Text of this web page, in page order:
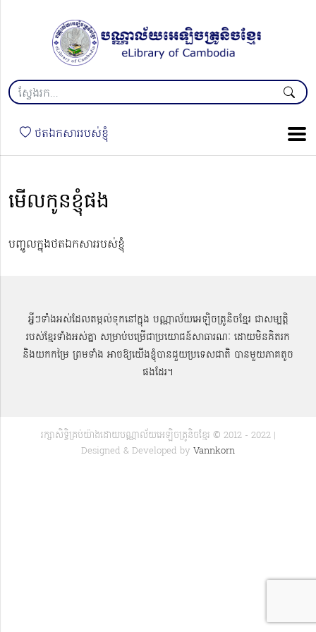
ថតឯកសាររបស់ខ្ញុំ
មេីលកូនខ្ញុំផង
បញ្ចូលក្នុងថតឯកសាររបស់ខ្ញុំ
អ្វីៗទាំងអស់ដែលតម្កល់ទុកនៅក្នុង បណ្ណាល័យអេឡិចត្រូនិចខ្មែរ ជាសម្បតិ្ត
របស់ខ្មែរទាំងអស់គ្នា សម្រាប់បម្រើជាប្រយោជន៍សាធារណៈ ដោយមិនគិតរក
និងយកកម្រៃ ព្រមទាំង អាចឱ្យយើងខ្ញុំបានជួយប្រទេសជាតិ បានមួយភាគតូច
ផងដែរ។
រក្សាសិទ្ធិគ្រប់យ៉ាងដោយបណ្ណាល័យអេឡិចត្រូនិចខ្មែរ © 2012 - 2022 |
Designed & Developed by Vannkorn